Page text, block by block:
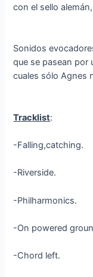
con el sello
Sonidos
que se pasean por
cuales sólo Agnes
Tracklist:
-Falling,catching.
-Riverside.
-Philharmonics.
-On powered
-Chord left.